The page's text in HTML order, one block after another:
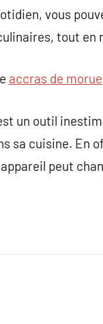
vous
tout en
accras de morue
un outil
sa cuisine. En
peut